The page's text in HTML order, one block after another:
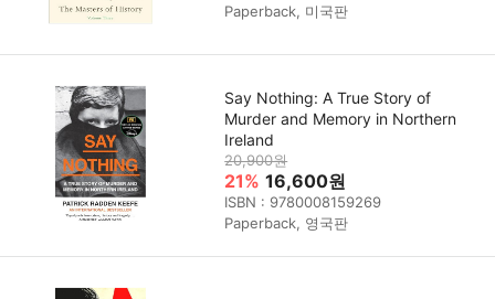
Paperback, 미국판
Say Nothing: A True Story of
Murder and Memory in Northern
Ireland
20,900원
21% 16,600원
ISBN : 9780008159269
Paperback, 영국판